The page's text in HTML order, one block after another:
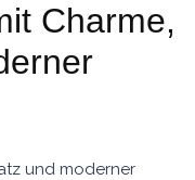
Charme,
und moderner